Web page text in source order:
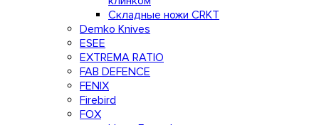
Складные ножи CRKT
Demko Knives
ESEE
EXTREMA RATIO
FAB DEFENCE
FENIX
Firebird
FOX